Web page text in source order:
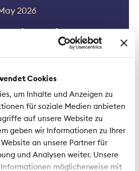
Cookies
um Inhalte und Anzeigen zu
für soziale Medien anbieten
auf unsere Website zu
geben wir Informationen zu Ihrer
an unsere Partner für
und Analysen weiter. Unsere
möglicherweise mit
2026
the path to a
overview
2021
youth for